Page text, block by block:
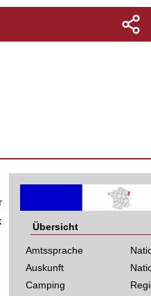
Übersicht
Amtssprache
Auskunft
Camping